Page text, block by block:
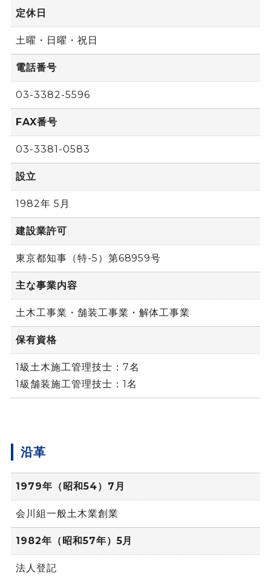
定休日
土曜・日曜・祝日
電話番号
03-3382-5596
FAX番号
03-3381-0583
設立
1982年 5月
建設業許可
東京都知事（特-5）第68959号
主な事業内容
土木工事業・舗装工事業・解体工事業
保有資格
1級土木施工管理技士：7名
1級舗装施工管理技士：1名
沿革
1979年（昭和54）7月
会川組一般土木業創業
1982年（昭和57年）5月
法人登記